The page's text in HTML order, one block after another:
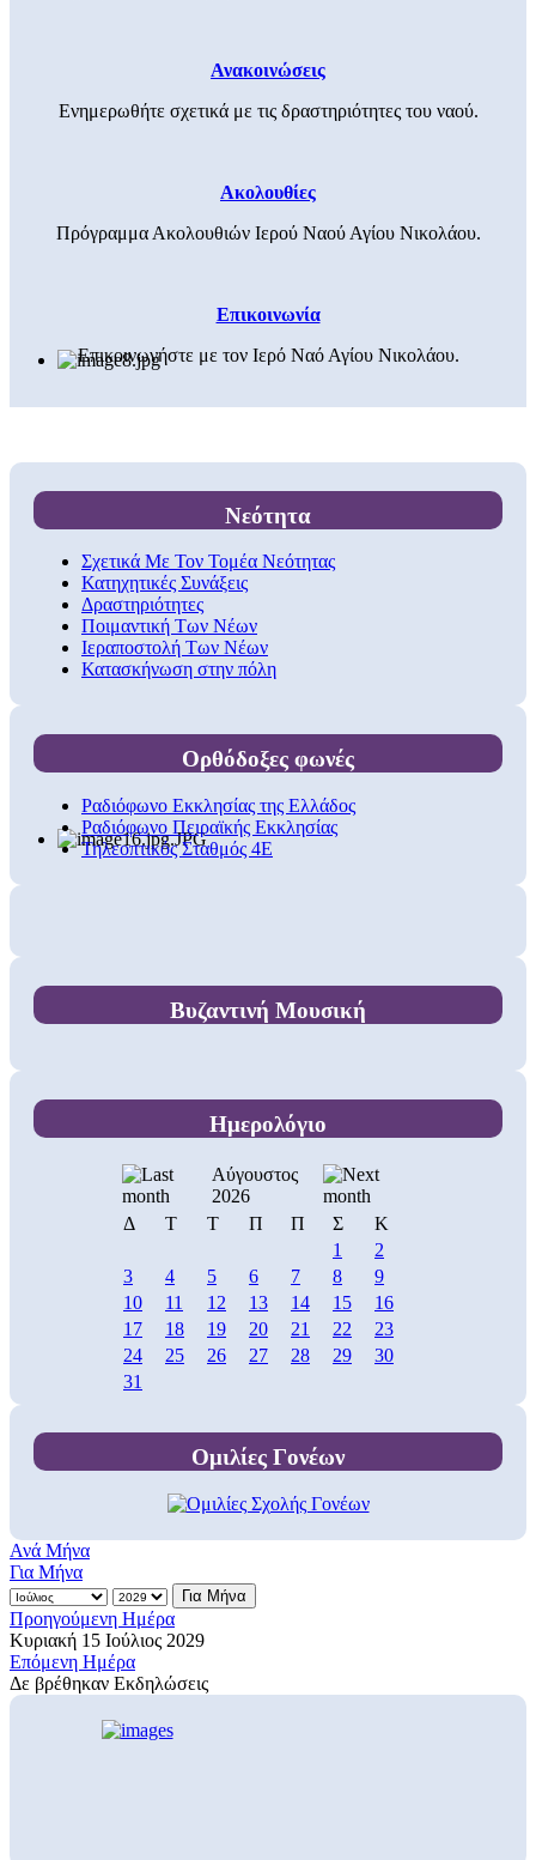
Ανακοινώσεις
Ενημερωθήτε σχετικά με τις δραστηριότητες του ναού.
Ακολουθίες
Πρόγραμμα Ακολουθιών Ιερού Ναού Αγίου Νικολάου.
Επικοινωνία
Επικοινωνήστε με τον Ιερό Ναό Αγίου Νικολάου.
Νεότητα
Σχετικά Με Τον Τομέα Νεότητας
Κατηχητικές Συνάξεις
Δραστηριότητες
Ποιμαντική Των Νέων
Ιεραποστολή Των Νέων
Κατασκήνωση στην πόλη
Ορθόδοξες φωνές
Ραδιόφωνο Εκκλησίας της Ελλάδος
Ραδιόφωνο Πειραϊκής Εκκλησίας
Τηλεοπτικός Σταθμός 4Ε
Βυζαντινή Μουσική
Ημερολόγιο
Αύγουστος
2026
Δ
Τ Τ Π Π Σ
Κ
1
2
3
4 5 6 7 8
9
10
11 12 13 14 15
16
17
18 19 20 21 22
23
24
25 26 27 28 29
30
31
Ομιλίες Γονέων
Ανά Μήνα
Για Μήνα
Για Μήνα
Προηγούμενη Ημέρα
Κυριακή 15 Ιούλιος 2029
Επόμενη Ημέρα
Δε βρέθηκαν Εκδηλώσεις